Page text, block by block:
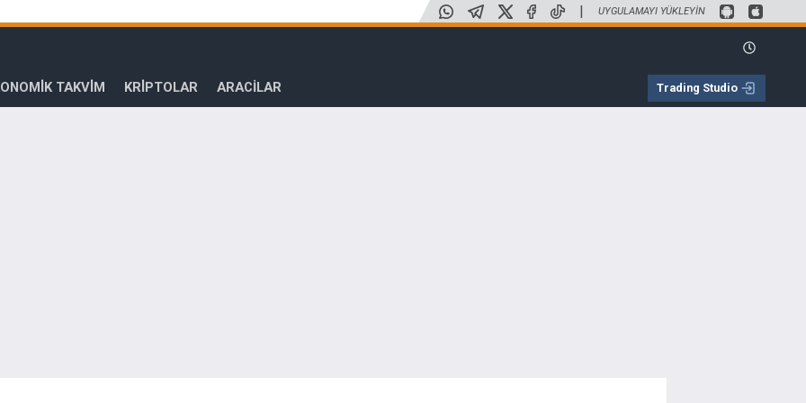
| UYGULAMAYI YÜKLEYIN
TAKVİM KRİPTOLAR ARACILAR Trading Studio